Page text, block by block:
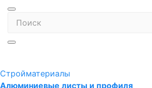
Стройматериалы
Алюминиевые листы и профиля